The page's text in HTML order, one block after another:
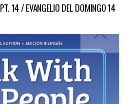
14 / EVANGELIO DEL DOMINGO 14